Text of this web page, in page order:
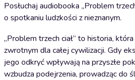
Posłuchaj audiobooka „Problem
o spotkaniu ludzkości z nieznanym.
„Problem trzech ciał” to historia,
zwrotnym dla całej cywilizacji. Gdy
jego odkryć wpływają na przyszłe
wzbudza podejrzenia, prowadząc do